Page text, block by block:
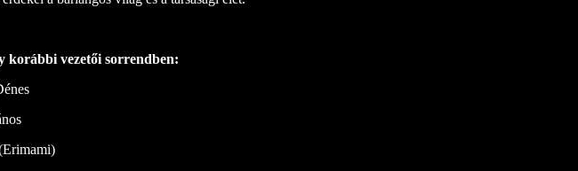
korábbi vezetői sorrendben: